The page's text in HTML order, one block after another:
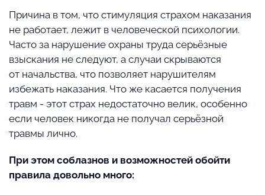
Причина в том, что стимуляция страхом наказания
не работает, лежит в человеческой психологии.
Часто за нарушение охраны труда серьёзные
взыскания не следуют, а случаи скрываются
от начальства, что позволяет нарушителям
избежать наказания. Что же касается получения
травм - этот страх недостаточно велик, особенно
если человек никогда не получал серьёзной
травмы лично.
При этом соблазнов и возможностей обойти
правила довольно много: